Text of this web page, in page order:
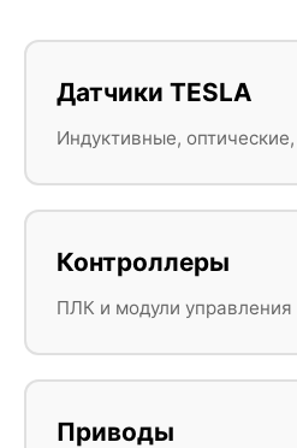
Датчики TESLA
Индуктивные,
Контроллеры
ПЛК и модули управления
Приводы